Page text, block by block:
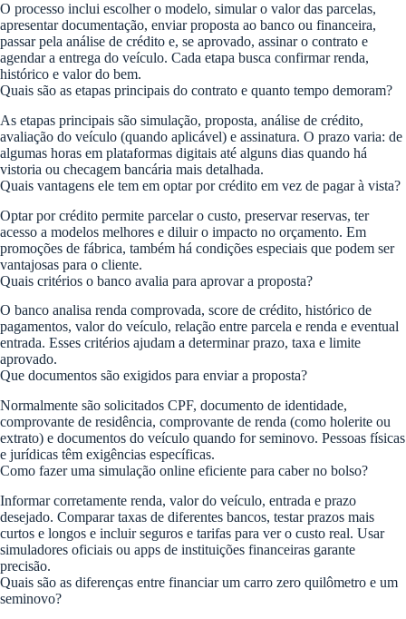
O processo inclui escolher o modelo, simular o valor das parcelas,
apresentar documentação, enviar proposta ao banco ou financeira,
passar pela análise de crédito e, se aprovado, assinar o contrato e
agendar a entrega do veículo. Cada etapa busca confirmar renda,
histórico e valor do bem.
Quais são as etapas principais do contrato e quanto tempo demoram?
As etapas principais são simulação, proposta, análise de crédito,
avaliação do veículo (quando aplicável) e assinatura. O prazo varia: de
algumas horas em plataformas digitais até alguns dias quando há
vistoria ou checagem bancária mais detalhada.
Quais vantagens ele tem em optar por crédito em vez de pagar à vista?
Optar por crédito permite parcelar o custo, preservar reservas, ter
acesso a modelos melhores e diluir o impacto no orçamento. Em
promoções de fábrica, também há condições especiais que podem ser
vantajosas para o cliente.
Quais critérios o banco avalia para aprovar a proposta?
O banco analisa renda comprovada, score de crédito, histórico de
pagamentos, valor do veículo, relação entre parcela e renda e eventual
entrada. Esses critérios ajudam a determinar prazo, taxa e limite
aprovado.
Que documentos são exigidos para enviar a proposta?
Normalmente são solicitados CPF, documento de identidade,
comprovante de residência, comprovante de renda (como holerite ou
extrato) e documentos do veículo quando for seminovo. Pessoas físicas
e jurídicas têm exigências específicas.
Como fazer uma simulação online eficiente para caber no bolso?
Informar corretamente renda, valor do veículo, entrada e prazo
desejado. Comparar taxas de diferentes bancos, testar prazos mais
curtos e longos e incluir seguros e tarifas para ver o custo real. Usar
simuladores oficiais ou apps de instituições financeiras garante
precisão.
Quais são as diferenças entre financiar um carro zero quilômetro e um
seminovo?